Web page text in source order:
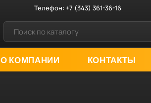
Телефон:+7 (343) 361-36-16
О КОМПАНИИ КОНТАКТЫ